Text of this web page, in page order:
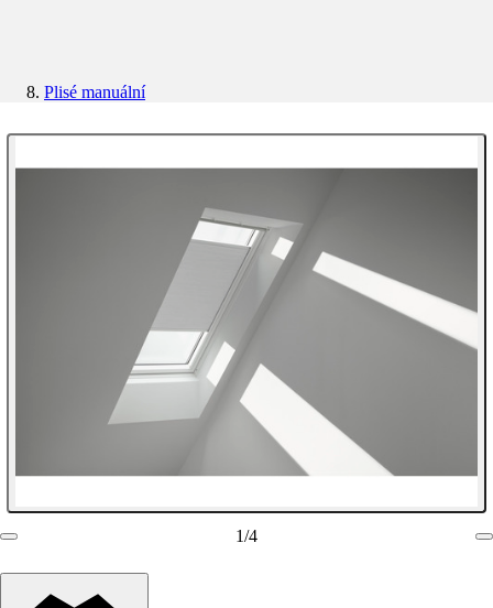
Plisé manuální
1/4